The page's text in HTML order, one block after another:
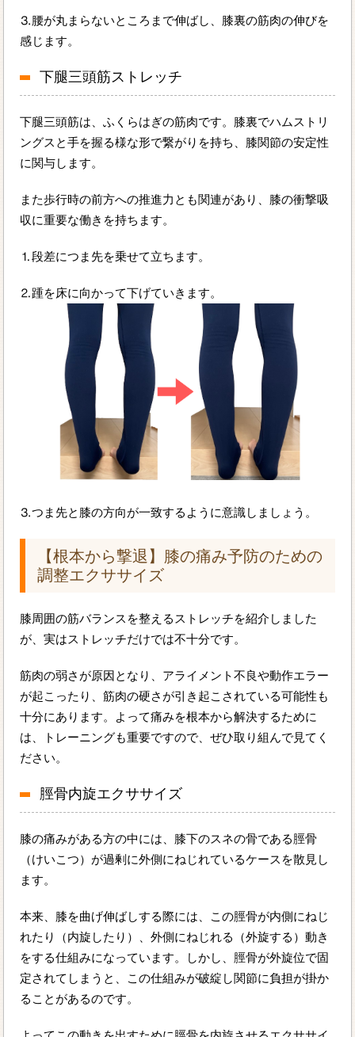
⒊腰が丸まらないところまで伸ばし、膝裏の筋肉の伸びを
感じます。
下腿三頭筋ストレッチ
下腿三頭筋は、ふくらはぎの筋肉です。膝裏でハムストリ
ングスと手を握る様な形で繋がりを持ち、膝関節の安定性
に関与します。
また歩行時の前方への推進力とも関連があり、膝の衝撃吸
収に重要な働きを持ちます。
⒈段差につま先を乗せて立ちます。
⒉踵を床に向かって下げていきます。
⒊つま先と膝の方向が一致するように意識しましょう。
【根本から撃退】膝の痛み予防のための
調整エクササイズ
膝周囲の筋バランスを整えるストレッチを紹介しました
が、実はストレッチだけでは不十分です。
筋肉の弱さが原因となり、アライメント不良や動作エラー
が起こったり、筋肉の硬さが引き起こされている可能性も
十分にあります。よって痛みを根本から解決するために
は、トレーニングも重要ですので、ぜひ取り組んで見てく
ださい。
脛骨内旋エクササイズ
膝の痛みがある方の中には、膝下のスネの骨である脛骨
（けいこつ）が過剰に外側にねじれているケースを散見し
ます。
本来、膝を曲げ伸ばしする際には、この脛骨が内側にねじ
れたり（内旋したり）、外側にねじれる（外旋する）動き
をする仕組みになっています。しかし、脛骨が外旋位で固
定されてしまうと、この仕組みが破綻し関節に負担が掛か
ることがあるのです。